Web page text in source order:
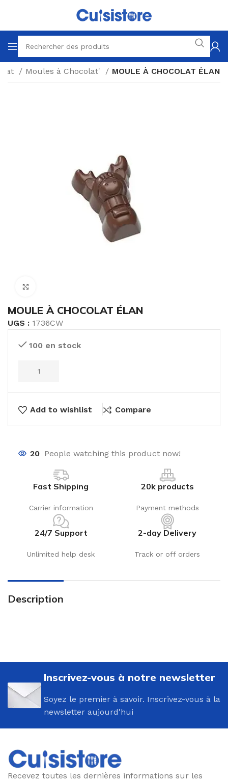
Moules à Chocolat' MOULE À CHOCOLAT ÉLAN
MOULE À CHOCOLAT ÉLAN
UGS : 1736CW
100 en stock
Add to wishlist Compare
20 People watching this product now!
Fast Shipping
Carrier information
20k products
Payment methods
24/7 Support
Unlimited help desk
2-day Delivery
Track or off orders
Description
Inscrivez-vous à notre newsletter
Soyez le premier à savoir. Inscrivez-vous à la
newsletter aujourd'hui
Recevez toutes les dernières informations sur les